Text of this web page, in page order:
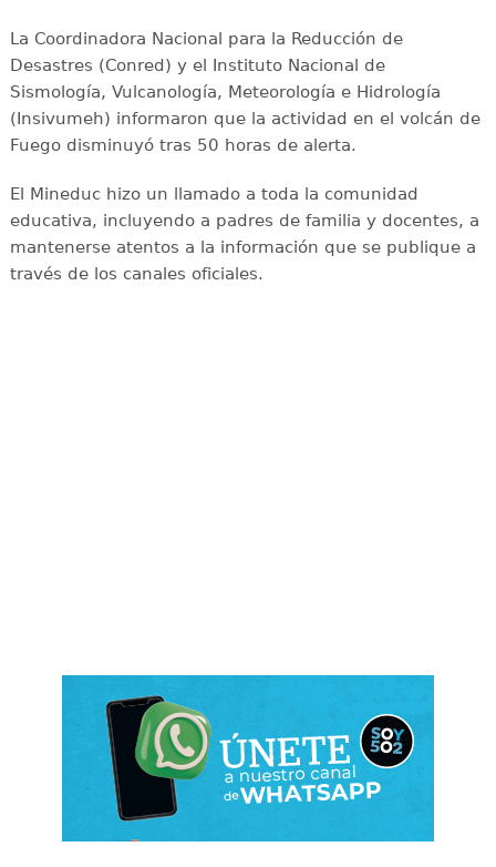
La Coordinadora Nacional para la Reducción de
Desastres (Conred) y el Instituto Nacional de
Sismología, Vulcanología, Meteorología e Hidrología
(Insivumeh) informaron que la actividad en el volcán de
Fuego disminuyó tras 50 horas de alerta.
El Mineduc hizo un llamado a toda la comunidad
educativa, incluyendo a padres de familia y docentes, a
mantenerse atentos a la información que se publique a
través de los canales oficiales.